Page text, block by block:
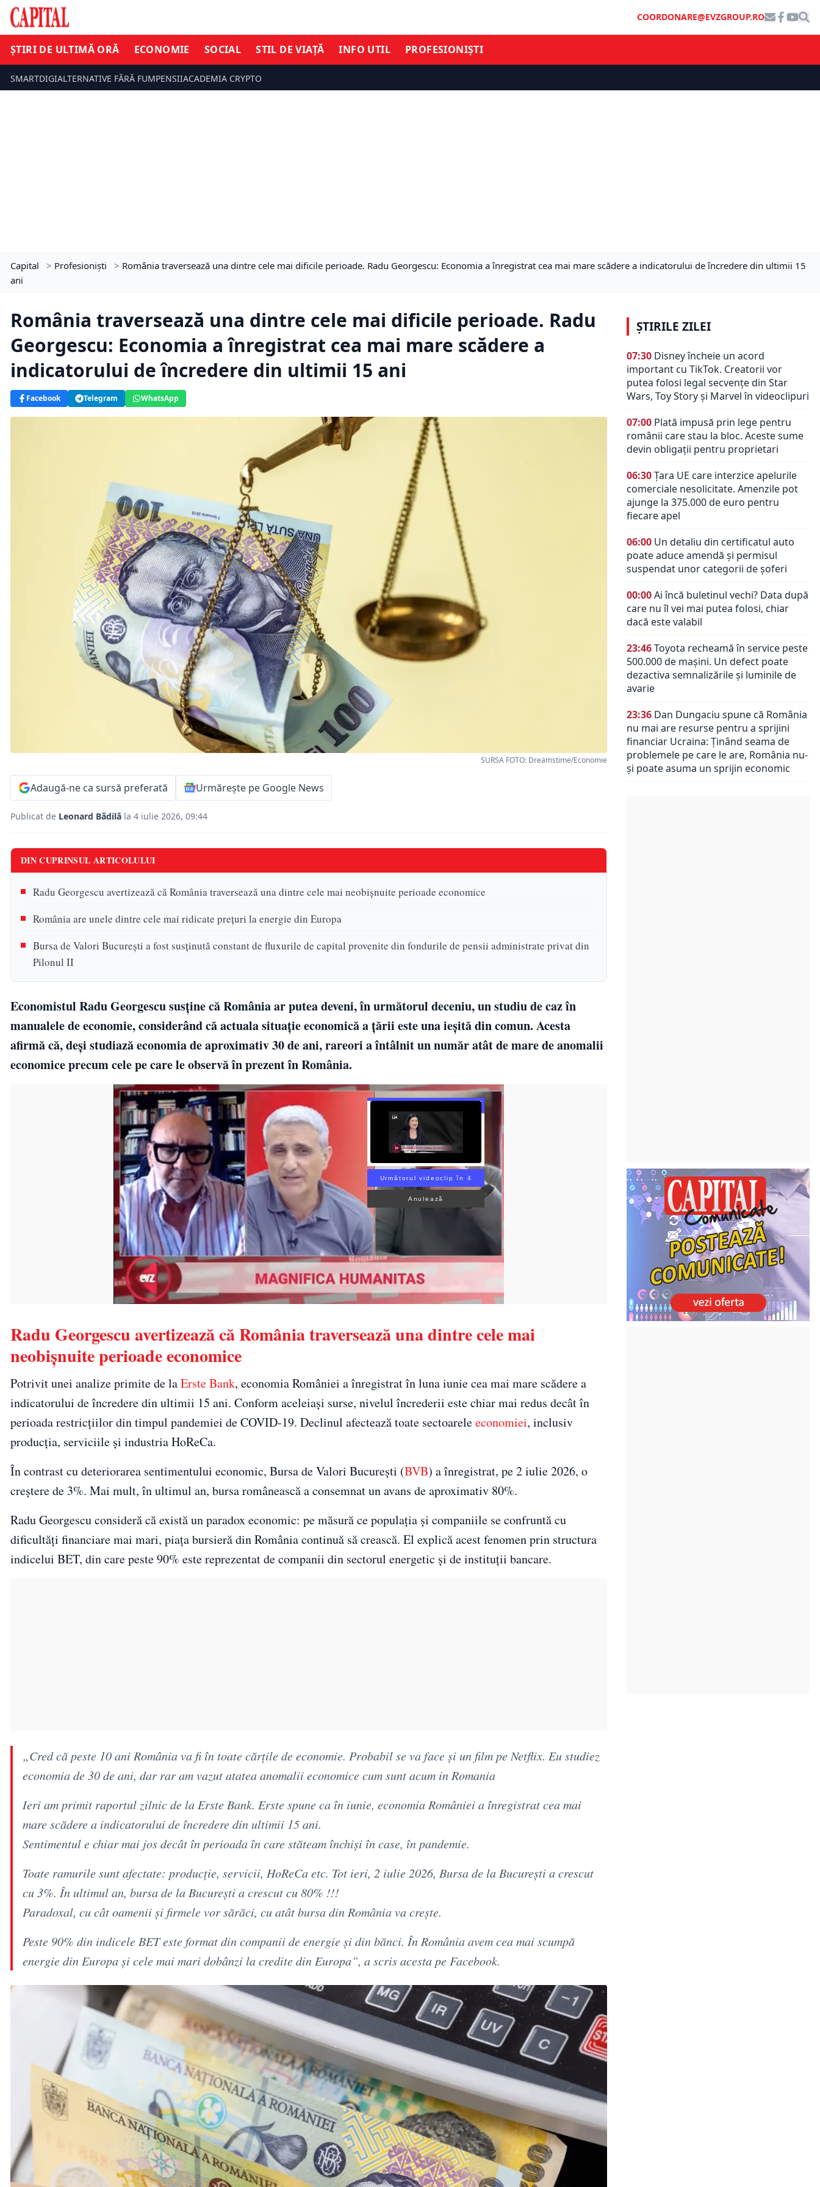
COORDONARE@EVZGROUP.RO
ȘTIRI DE ULTIMĂ ORĂ ECONOMIE SOCIAL STIL DE VIAȚĂ INFO UTIL PROFESIONIȘTI
SMARTDIGIALTERNATIVE FĂRĂ FUMPENSIIACADEMIA CRYPTO
Capital > Profesioniști > România traversează una dintre cele mai dificile perioade. Radu Georgescu: Economia a înregistrat cea mai mare scădere a indicatorului de încredere din ultimii 15
ani
România traversează una dintre cele mai dificile perioade. Radu
Georgescu: Economia a înregistrat cea mai mare scădere a
indicatorului de încredere din ultimii 15 ani
Facebook Telegram WhatsApp
SURSA FOTO: Dreamstime/Economie
Adaugă-ne ca sursă preferată Urmărește pe Google News
Publicat de Leonard Bădilă la 4 iulie 2026, 09:44
DIN CUPRINSUL ARTICOLULUI
Radu Georgescu avertizează că România traversează una dintre cele mai neobișnuite perioade economice
România are unele dintre cele mai ridicate prețuri la energie din Europa
Bursa de Valori București a fost susținută constant de fluxurile de capital provenite din fondurile de pensii administrate privat din
Pilonul II
Economistul Radu Georgescu susține că România ar putea deveni, în următorul deceniu, un studiu de caz în
manualele de economie, considerând că actuala situație economică a țării este una ieșită din comun. Acesta
afirmă că, deși studiază economia de aproximativ 30 de ani, rareori a întâlnit un număr atât de mare de anomalii
economice precum cele pe care le observă în prezent în România.
Următorul videoclip în 3
Anulează
Radu Georgescu avertizează că România traversează una dintre cele mai
neobișnuite perioade economice
Potrivit unei analize primite de laErste Bank, economia României a înregistrat în luna iunie cea mai mare scădere a
indicatorului de încredere din ultimii 15 ani. Conform aceleiași surse, nivelul încrederii este chiar mai redus decât în
perioada restricțiilor din timpul pandemiei de COVID-19. Declinul afectează toate sectoareleeconomiei, inclusiv
producția, serviciile și industria HoReCa.
În contrast cu deteriorarea sentimentului economic, Bursa de Valori București (BVB) a înregistrat, pe 2 iulie 2026, o
creștere de 3%. Mai mult, în ultimul an, bursa românească a consemnat un avans de aproximativ 80%.
Radu Georgescu consideră că există un paradox economic: pe măsură ce populația și companiile se confruntă cu
dificultăți financiare mai mari, piața bursieră din România continuă să crească. El explică acest fenomen prin structura
indicelui BET, din care peste 90% este reprezentat de companii din sectorul energetic și de instituții bancare.
„Cred că peste 10 ani România va fi în toate cărțile de economie. Probabil se va face și un film pe Netflix. Eu studiez
economia de 30 de ani, dar rar am vazut atatea anomalii economice cum sunt acum in Romania
Ieri am primit raportul zilnic de la Erste Bank. Erste spune ca în iunie, economia României a înregistrat cea mai
mare scădere a indicatorului de încredere din ultimii 15 ani.
Sentimentul e chiar mai jos decât în perioada în care stăteam închiși în case, în pandemie.
Toate ramurile sunt afectate: producție, servicii, HoReCa etc. Tot ieri, 2 iulie 2026, Bursa de la București a crescut
cu 3%. În ultimul an, bursa de la București a crescut cu 80% !!!
Paradoxal, cu cât oamenii și firmele vor sărăci, cu atât bursa din România va crește.
Peste 90% din indicele BET este format din companii de energie și din bănci. În România avem cea mai scumpă
energie din Europa și cele mai mari dobânzi la credite din Europa”, a scris acesta pe Facebook.
ȘTIRILE ZILEI
07:30 Disney încheie un acord
important cu TikTok. Creatorii vor
putea folosi legal secvențe din Star
Wars, Toy Story și Marvel în videoclipuri
07:00 Plată impusă prin lege pentru
românii care stau la bloc. Aceste sume
devin obligații pentru proprietari
06:30Țara UE care interzice apelurile
comerciale nesolicitate. Amenzile pot
ajunge la 375.000 de euro pentru
fiecare apel
06:00 Un detaliu din certificatul auto
poate aduce amendă și permisul
suspendat unor categorii de șoferi
00:00Ai încă buletinul vechi? Data după
care nu îl vei mai putea folosi, chiar
dacă este valabil
23:46Toyota recheamă în service peste
500.000 de mașini. Un defect poate
dezactiva semnalizările și luminile de
avarie
23:36 Dan Dungaciu spune că România
nu mai are resurse pentru a sprijini
financiar Ucraina: Ținând seama de
problemele pe care le are, România nu-
și poate asuma un sprijin economic